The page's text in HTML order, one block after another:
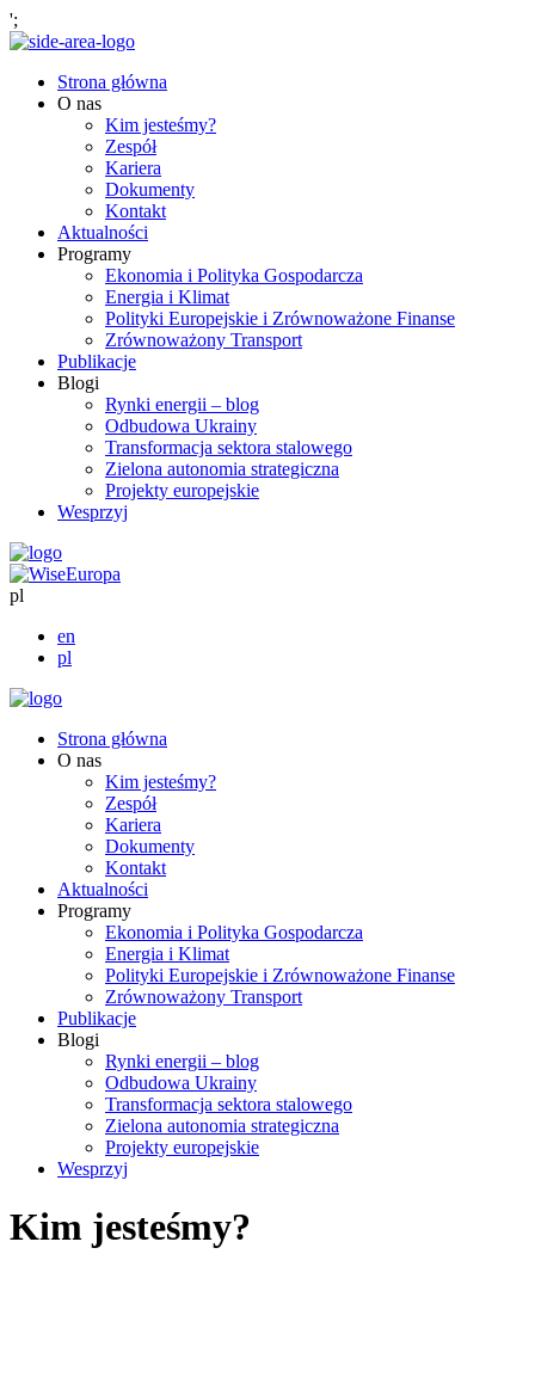
';
Strona główna
O nas
Kim jesteśmy?
Zespół
Kariera
Dokumenty
Kontakt
Aktualności
Programy
Ekonomia i Polityka Gospodarcza
Energia i Klimat
Polityki Europejskie i Zrównoważone Finanse
Zrównoważony Transport
Publikacje
Blogi
Rynki energii – blog
Odbudowa Ukrainy
Transformacja sektora stalowego
Zielona autonomia strategiczna
Projekty europejskie
Wesprzyj
pl
en
pl
Strona główna
O nas
Kim jesteśmy?
Zespół
Kariera
Dokumenty
Kontakt
Aktualności
Programy
Ekonomia i Polityka Gospodarcza
Energia i Klimat
Polityki Europejskie i Zrównoważone Finanse
Zrównoważony Transport
Publikacje
Blogi
Rynki energii – blog
Odbudowa Ukrainy
Transformacja sektora stalowego
Zielona autonomia strategiczna
Projekty europejskie
Wesprzyj
Kim jesteśmy?